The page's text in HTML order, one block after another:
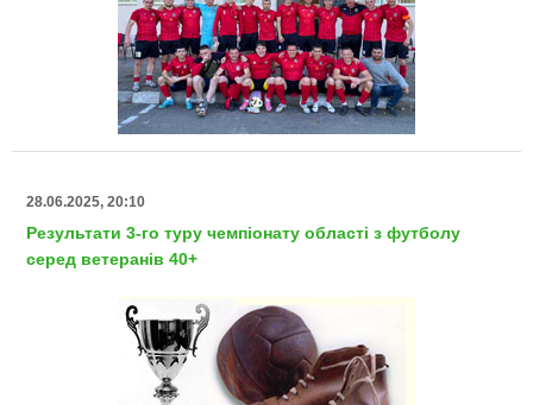
28.06.2025, 20:10
Результати 3-го туру чемпіонату області з футболу
серед ветеранів 40+